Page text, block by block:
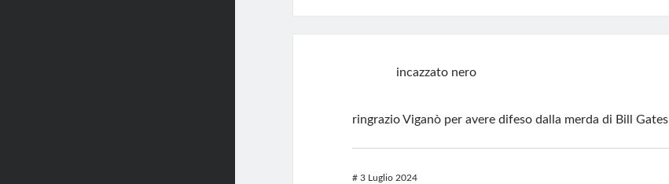
incazzato nero
ringrazio Viganò per avere difeso dalla merda di Bill Gates
#3 Luglio 2024